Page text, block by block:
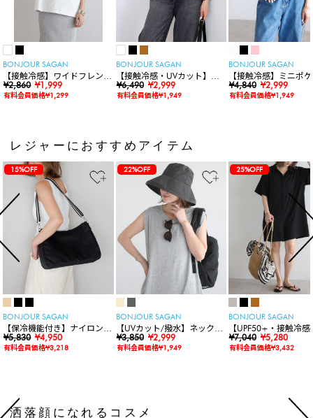
BONJOUR SAGAN
【接触冷感】ワイドフレンチ
スリーブTシャツ
¥2,860 ¥1,999
有料会員価格¥1,299
BONJOUR SAGAN
【接触冷感・UVカット】シ
ャーリングスキッパートップ
ス
¥6,490 ¥2,999
有料会員価格¥1,949
BONJOUR SAGAN
【接触冷感】ミニポ
袖ニットカーディガン
¥4,840 ¥2,999
有料会員価格¥1,949
レジャーにおすすめアイテム
15%OFF
BONJOUR SAGAN
【保冷機能付き】ナイロンシ
ョルダーバッグ
¥5,830 ¥4,950
有料会員価格¥3,218
22%OFF
BONJOUR SAGAN
【UVカット/撥水】ネックカ
バー付きワイドリムハット
¥3,850 ¥2,999
有料会員価格¥1,949
25%OFF
BONJOUR SAGAN
【UPF50+・接触冷感
水】【水陸両用】ラ
ードロンパース
¥7,040 ¥5,280
有料会員価格¥3,432
洒落顔になれるコスメ